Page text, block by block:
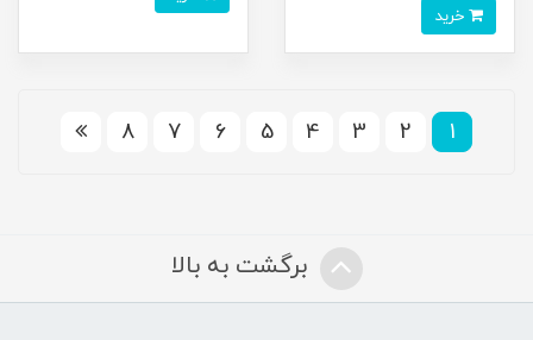
1
2
3
4
5
6
7
8
برگشت به بالا